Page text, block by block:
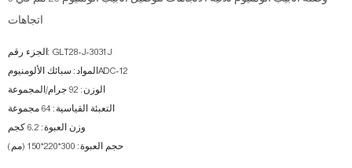
اتجاهات
الجزء رقم: GLT28-J-3031J
المواد: سبائك الألومنيومADC-12
الوزن: 92 جرام/المجموعة
التعبئة القياسية: 64 مجموعة
وزن العبوة: 6.2 كجم
حجم العبوة: 300*220*150 (مم)